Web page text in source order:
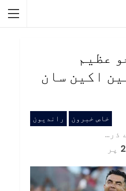
عظيم
اکين سان
خاص خبرون رانديون
پر